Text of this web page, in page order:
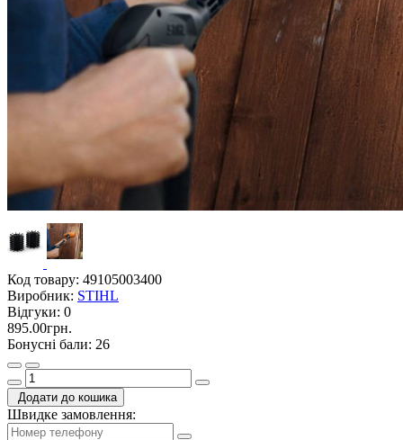
Код товару: 49105003400
Виробник: STIHL
Відгуки: 0
895.00грн.
Бонусні бали: 26
Додати до кошика
Швидке замовлення: